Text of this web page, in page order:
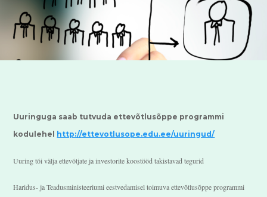
Uuringuga saab tutvuda ettevõtlusõppe programmi
kodulehel
http://ettevotlusope.edu.ee/uuringud/
Uuring tõi välja ettevõtjate ja investorite koostööd takistavad tegurid
Haridus- ja Teadusministeeriumi eestvedamisel toimuva ettevõtlusõppe programmi